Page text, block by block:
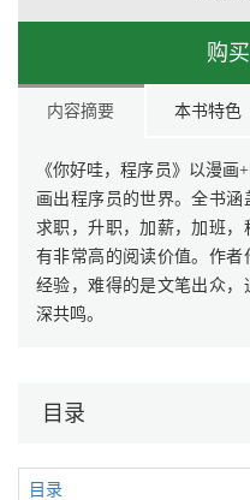
购
内容摘要 本书特色
《你好哇，程序员》以漫画
画出程序员的世界。全书涵
求职，升职，加薪，加班
有非常高的阅读价值。作
经验，难得的是文笔出众
深共鸣。
目录
目录